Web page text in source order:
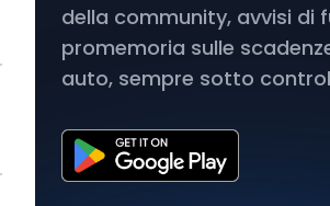
della community, avvisi di
promemoria sulle
auto, sempre sotto